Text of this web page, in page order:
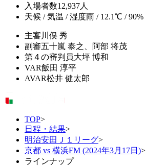
入場者数12,937人
天候 / 気温 / 湿度雨 / 12.1℃ / 90%
主審 川俣 秀
副審五十嵐 泰之、阿部 将茂
第４の審判員大坪 博和
VAR飯田 淳平
AVAR松井 健太郎
TOP>
日程・結果>
明治安田Ｊ１リーグ>
京都 vs 横浜FM (2024年3月17日)>
ラインナップ